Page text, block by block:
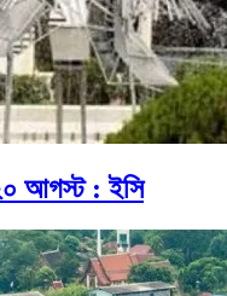
২০ আগস্ট : ইসি